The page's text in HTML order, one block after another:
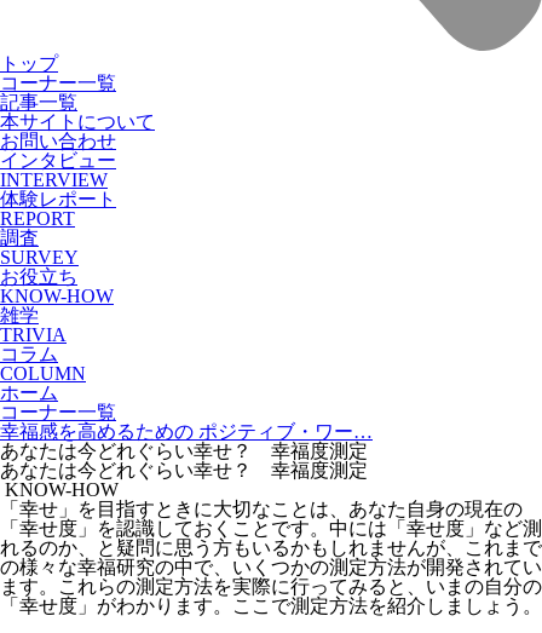
トップ
コーナー一覧
記事一覧
本サイトについて
お問い合わせ
インタビュー
INTERVIEW
体験レポート
REPORT
調査
SURVEY
お役立ち
KNOW-HOW
雑学
TRIVIA
コラム
COLUMN
ホーム
コーナー一覧
幸福感を高めるための ポジティブ・ワー…
あなたは今どれぐらい幸せ？ 幸福度測定
あなたは今どれぐらい幸せ？ 幸福度測定
KNOW-HOW
「幸せ」を目指すときに大切なことは、あなた自身の現在の
「幸せ度」を認識しておくことです。中には「幸せ度」など測
れるのか、と疑問に思う方もいるかもしれませんが、これまで
の様々な幸福研究の中で、いくつかの測定方法が開発されてい
ます。これらの測定方法を実際に行ってみると、いまの自分の
「幸せ度」がわかります。ここで測定方法を紹介しましょう。